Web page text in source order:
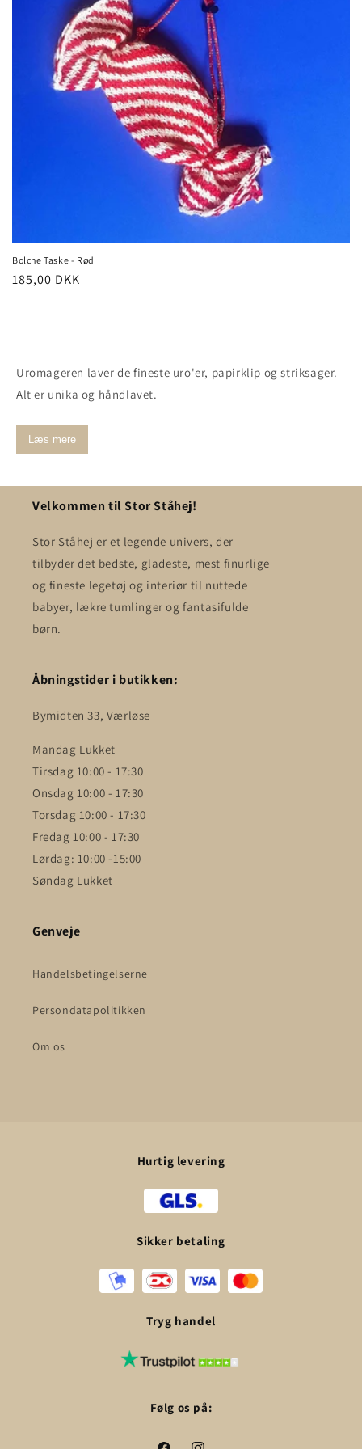
Bolche Taske - Rød
Normalpris
185,00 DKK
Uromageren laver de fineste uro'er, papirklip og striksager.
Alt er unika og håndlavet.
Læs mere
Velkommen til Stor Ståhej!
Stor Ståhej er et legende univers, der
tilbyder det bedste, gladeste, mest finurlige
og fineste legetøj og interiør til nuttede
babyer, lækre tumlinger og fantasifulde
børn.
Åbningstider i butikken:
Bymidten 33, Værløse
Mandag Lukket
Tirsdag 10:00 - 17:30
Onsdag 10:00 - 17:30
Torsdag 10:00 - 17:30
Fredag 10:00 - 17:30
Lørdag: 10:00 -15:00
Søndag Lukket
Genveje
Handelsbetingelserne
Persondatapolitikken
Om os
Hurtig levering
Sikker betaling
Tryg handel
Følg os på: